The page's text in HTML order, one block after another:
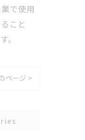
で使用
こと
。
ページ >